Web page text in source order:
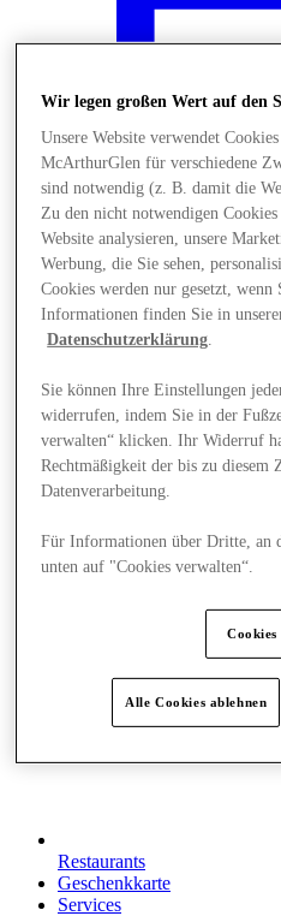
Restaurants
Geschenkkarte
Services
Wir legen großen Wert auf den
Unsere Website verwendet
McArthurGlen für verschiedene
sind notwendig (z. B. damit die
Zu den nicht notwendigen
Website analysieren, unsere
Werbung, die Sie sehen,
Cookies werden nur gesetzt,
Informationen finden Sie in
Datenschutzerklärung.
Sie können Ihre Einstellungen
widerrufen, indem Sie in der
verwalten“ klicken. Ihr Widerruf
Rechtmäßigkeit der bis zu diesem
Datenverarbeitung.
Für Informationen über Dritte, an
unten auf "Cookies verwalten“.
Alle Cookies ablehnen